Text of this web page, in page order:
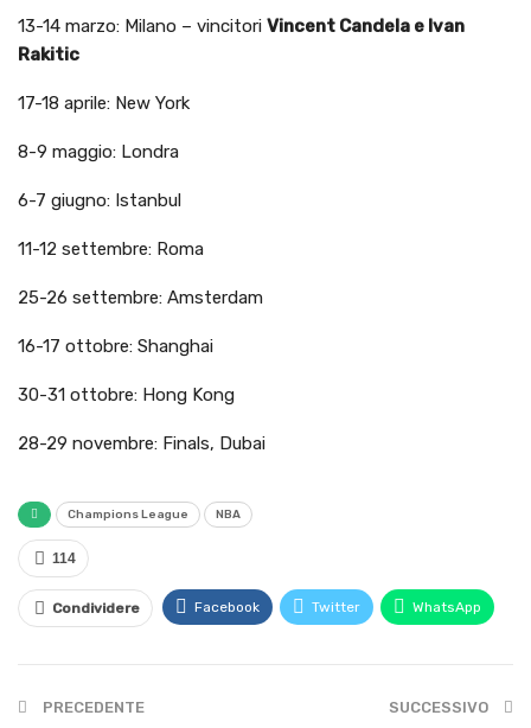
13-14 marzo: Milano – vincitori Vincent Candela e Ivan
Rakitic
17-18 aprile: New York
8-9 maggio: Londra
6-7 giugno: Istanbul
11-12 settembre: Roma
25-26 settembre: Amsterdam
16-17 ottobre: Shanghai
30-31 ottobre: Hong Kong
28-29 novembre: Finals, Dubai
Champions League NBA
114
Condividere Facebook Twitter WhatsApp
PRECEDENTE SUCCESSIVO